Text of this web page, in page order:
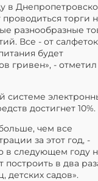
в
торги
разнообразные
Все - от
будет
гривен», - отметил
системе
достигнет 10%.
чем все
за этот год, -
в следующем году
в два
детских садов».